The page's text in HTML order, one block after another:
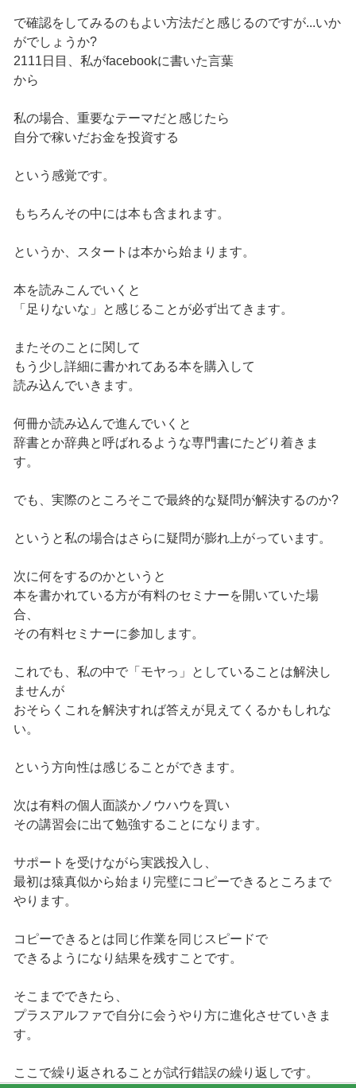
で確認をしてみるのもよい方法だと感じるのですが...いか
がでしょうか?
2111日目、私がfacebookに書いた言葉
から
私の場合、重要なテーマだと感じたら
自分で稼いだお金を投資する
という感覚です。
もちろんその中には本も含まれます。
というか、スタートは本から始まります。
本を読みこんでいくと
「足りないな」と感じることが必ず出てきます。
またそのことに関して
もう少し詳細に書かれてある本を購入して
読み込んでいきます。
何冊か読み込んで進んでいくと
辞書とか辞典と呼ばれるような専門書にたどり着きま
す。
でも、実際のところそこで最終的な疑問が解決するのか?
というと私の場合はさらに疑問が膨れ上がっています。
次に何をするのかというと
本を書かれている方が有料のセミナーを開いていた場
合、
その有料セミナーに参加します。
これでも、私の中で「モヤっ」としていることは解決し
ませんが
おそらくこれを解決すれば答えが見えてくるかもしれな
い。
という方向性は感じることができます。
次は有料の個人面談かノウハウを買い
その講習会に出て勉強することになります。
サポートを受けながら実践投入し、
最初は猿真似から始まり完璧にコピーできるところまで
やります。
コピーできるとは同じ作業を同じスピードで
できるようになり結果を残すことです。
そこまでできたら、
プラスアルファで自分に会うやり方に進化させていきま
す。
ここで繰り返されることが試行錯誤の繰り返しです。